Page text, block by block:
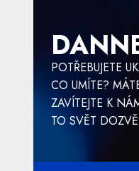
content
POTŘEBUJETE
CO UMÍTE?
ZAVÍTEJTE K
TO SVĚT